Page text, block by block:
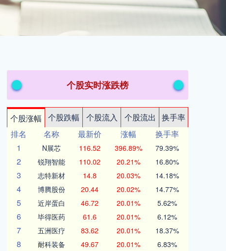
个股实时涨跌榜
个股涨幅 个股跌幅 个股流入 个股流出
换手率
排名
名称 最新价 涨幅
换手率
1
N展芯 116.52 396.89% 79.39%
2 锐翔智能 110.02 20.21% 16.80%
3 志特新材 14.8 20.03% 14.18%
4 博腾股份 20.44 20.02% 14.77%
5 近岸蛋白 46.72 20.01% 5.62%
6 毕得医药 61.6 20.01% 6.12%
7 五洲医疗 83.62 20.01% 18.37%
8 耐科装备 49.67 20.01% 6.83%